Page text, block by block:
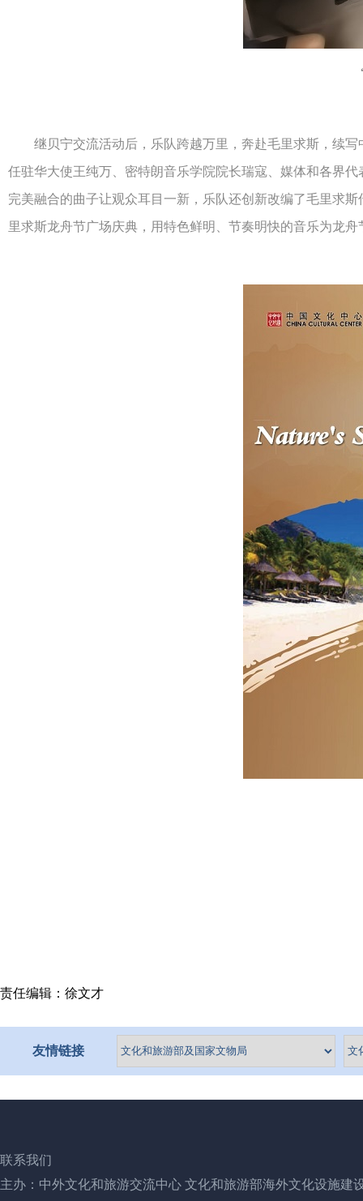
继贝宁交流活动后，乐队跨越万里，奔赴毛里求斯，续写
任驻华大使王纯万、密特朗音乐学院院长瑞寇、媒体和各界
完美融合的曲子让观众耳目一新，乐队还创新改编了毛里求
里求斯龙舟节广场庆典，用特色鲜明、节奏明快的音乐为龙
责任编辑：徐文才
友情链接
联系我们
主办：中外文化和旅游交流中心 文化和旅游部海外文化设施建